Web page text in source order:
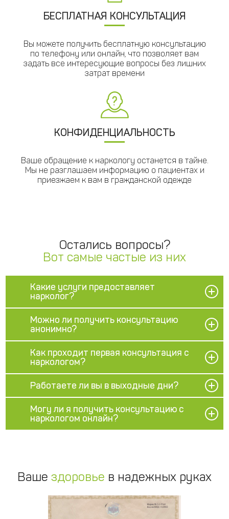
БЕСПЛАТНАЯ КОНСУЛЬТАЦИЯ
Вы можете получить бесплатную консультацию
по телефону или онлайн, что позволяет вам
задать все интересующие вопросы без лишних
затрат времени
КОНФИДЕНЦИАЛЬНОСТЬ
Ваше обращение к наркологу останется в тайне.
Мы не разглашаем информацию о пациентах и
приезжаем к вам в гражданской одежде
Остались вопросы?
Вот самые частые из них
Какие услуги предоставляет
нарколог?
Можно ли получить консультацию
анонимно?
Как проходит первая консультация с
наркологом?
Работаете ли вы в выходные дни?
Могу ли я получить консультацию с
наркологом онлайн?
Ваше здоровье в надежных руках